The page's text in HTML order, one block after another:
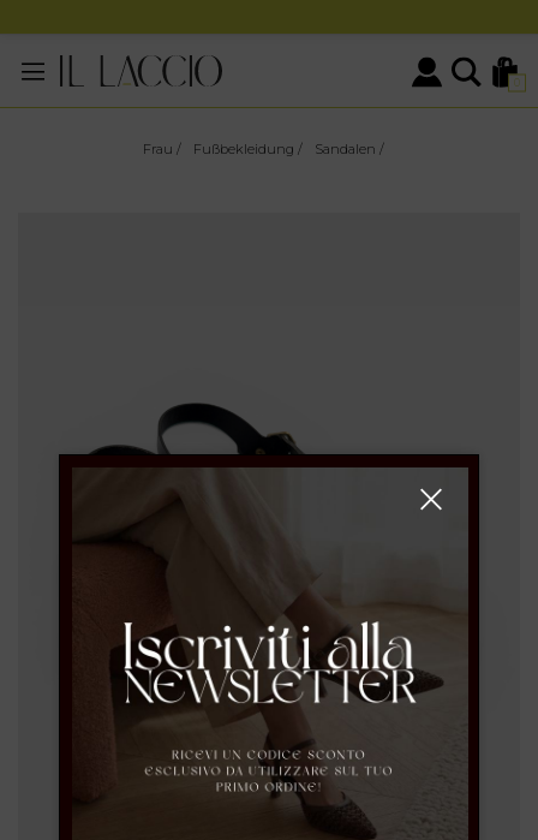
0
Frau / Fußbekleidung / Sandalen /